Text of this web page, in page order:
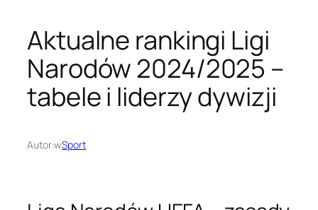
Aktualne rankingi Ligi
Narodów 2024/2025 –
tabele i liderzy dywizji
Autor:wSport